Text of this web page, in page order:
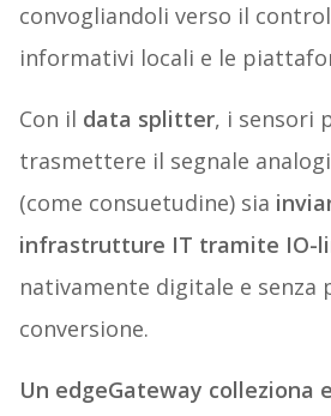
convogliandoli verso il
informativi locali e le
Con il data splitter, i sensori
trasmettere il segnale
(come consuetudine) sia
infrastrutture IT tramite IO-
nativamente digitale e senza
conversione.
Un edgeGateway colleziona